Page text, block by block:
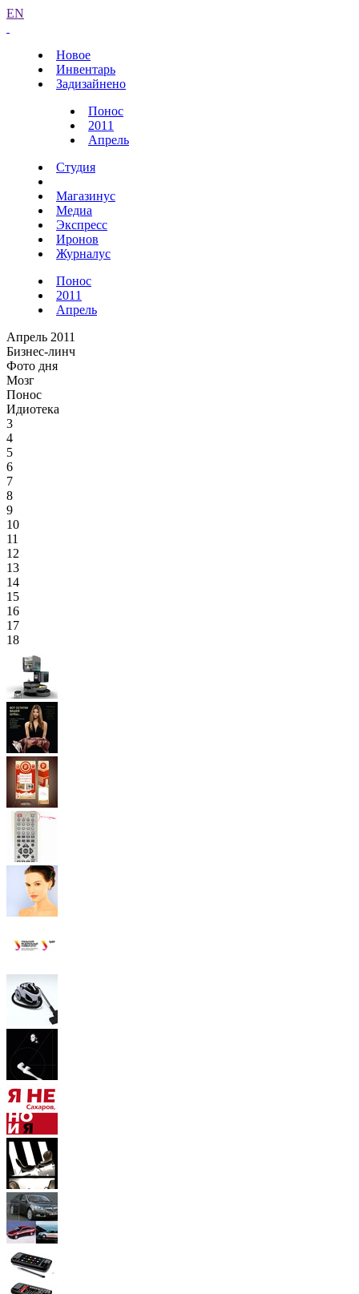
EN
Новое
Инвентарь
Задизайнено
Понос
2011
Апрель
Студия
Магазинус
Медиа
Экспресс
Иронов
Журналус
Понос
2011
Апрель
Апрель 2011
Бизнес-линч
Фото дня
Мозг
Понос
Идиотека
3
4
5
6
7
8
9
10
11
12
13
14
15
16
17
18